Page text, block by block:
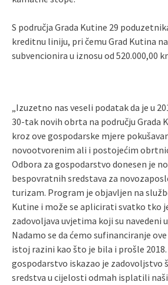
S područja Grada Kutine 29
kreditnu liniju, pri čemu Grad Kutina
subvencionira u iznosu od 520.000,00
„Izuzetno nas veseli podatak da je u
30-tak novih obrta na području Grada
kroz ove gospodarske mjere
novootvorenim ali i postojećim
Odbora za gospodarstvo donesen je
bespovratnih sredstava za
turizam. Program je objavljen na
Kutine i može se aplicirati svatko tko
zadovoljava uvjetima koji su navedeni
Nadamo se da ćemo sufinanciranje
istoj razini kao što je bila i prošle
gospodarstvo iskazao je zadovoljstvo
sredstva u cijelosti odmah isplatili